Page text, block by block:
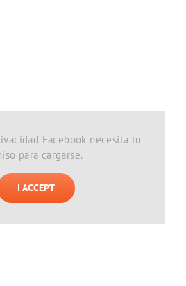
Facebook necesita tu
para cargarse.
I ACCEPT